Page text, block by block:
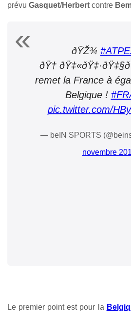
prévu Gasquet/Herbert contre
ðŸŽ¾
ðŸ†
remet la France à
Belgique !
pic.twitter.com/
— beIN SPORTS
novembre
Le premier point est pour la